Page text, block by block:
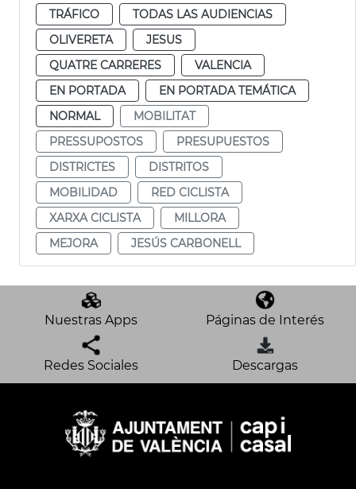
TRÁFICO
TODAS LAS AUDIENCIAS
OLIVERETA
JESUS
QUATRE CARRERES
VALENCIA
EN PORTADA
EN PORTADA TEMÁTICA
NORMAL
MOBILITAT
PRESSUPOSTOS
PRESUPUESTOS
DISTRICTES
DISTRITOS
MOBILIDAD
RED CICLISTA
XARXA CICLISTA
MILLORA
MEJORA
JESÚS CARBONELL
Nuestras Apps Páginas de Interés
Redes Sociales Descargas